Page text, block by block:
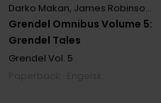
Grendel Omnibus Volume 5:
Grendel Tales
Darko Makan, James Robinson ,
Grendel Vol. 5